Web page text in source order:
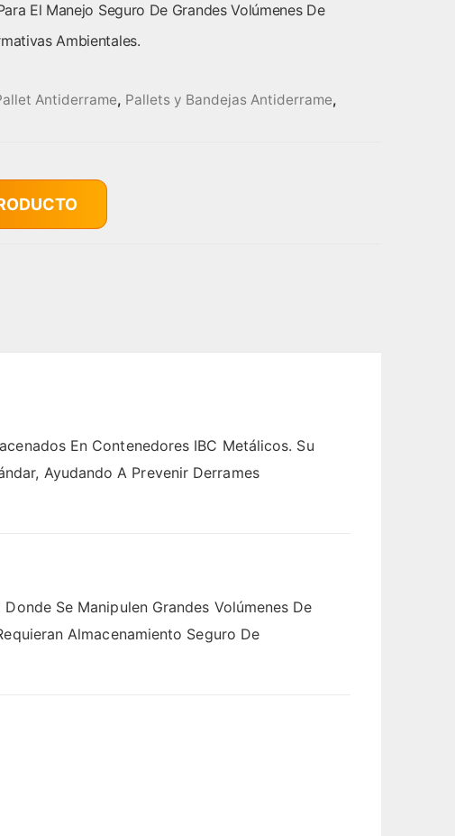
El Manejo Seguro De Grandes Volúmenes De
Ambientales.
Antiderrame, Pallets y Bandejas Antiderrame,
En Contenedores IBC Metálicos. Su
Ayudando A Prevenir Derrames
Se Manipulen Grandes Volúmenes De
Almacenamiento Seguro De